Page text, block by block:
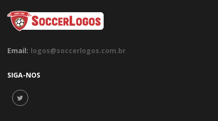
Email: logos@soccerlogos.com.br
SIGA-NOS